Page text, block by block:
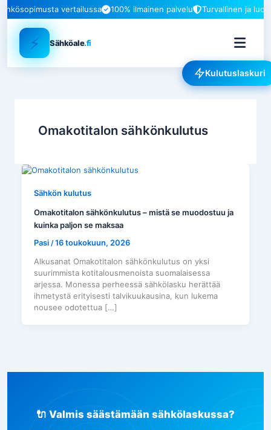
vertailussa 100% ilmainen palvelu Turvallinen ja
⚡ Sähköale.fi
Omakotitalon sähkönkulutus
Sähkön kulutus
Omakotitalon sähkönkulutus – mistä se muodostuu ja
kuinka paljon se maksaa
Pasi /16 toukokuun, 2026
Alkusanat Omakotitalon sähkönkulutus on yksi
suurimmista kotitalousmenoista suomalaisessa
arjessa. Monessa perheessä sähkölasku herättää
ihmetystä erityisesti talvikuukausina, kun lukema
nousee odotettua […]
🔌 Valmis säästämään sähkölaskussa?
Kulutuslaskuri